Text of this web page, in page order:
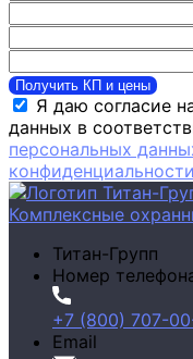
Получить КП и цены
Я даю согласие
данных в
персональных
конфиденциальности
Комплексные
Титан-Групп
Номер
+7 (800) 707-
Email